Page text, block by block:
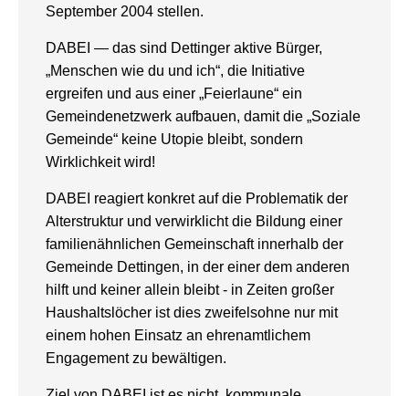
September 2004 stellen.
DABEI — das sind Dettinger aktive Bürger,
„Menschen wie du und ich“, die Initiative
ergreifen und aus einer „Feierlaune“ ein
Gemeindenetzwerk aufbauen, damit die „Soziale
Gemeinde“ keine Utopie bleibt, sondern
Wirklichkeit wird!
DABEI reagiert konkret auf die Problematik der
Alterstruktur und verwirklicht die Bildung einer
familienähnlichen Gemeinschaft innerhalb der
Gemeinde Dettingen, in der einer dem anderen
hilft und keiner allein bleibt - in Zeiten großer
Haushaltslöcher ist dies zweifelsohne nur mit
einem hohen Einsatz an ehrenamtlichem
Engagement zu bewältigen.